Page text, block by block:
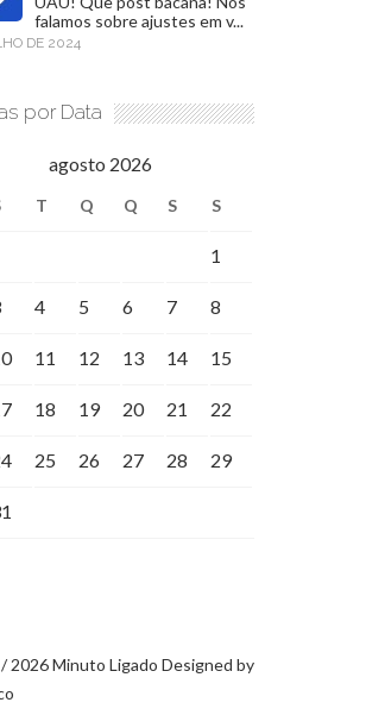
falamos sobre ajustes em v...
DE 2024
por Data
agosto 2026
T Q Q S S
1
4 5 6 7 8
11 12 13 14 15
18 19 20 21 22
25 26 27 28 29
2026 Minuto Ligado Designed by